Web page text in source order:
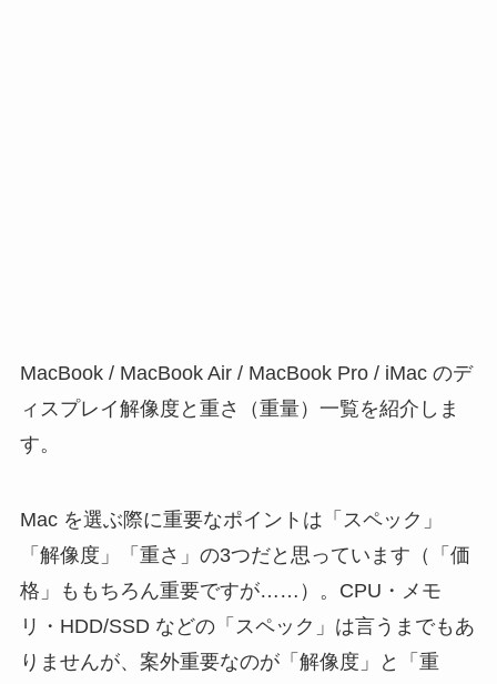
MacBook / MacBook Air / MacBook Pro / iMac のデ
ィスプレイ解像度と重さ（重量）一覧を紹介しま
す。
Mac を選ぶ際に重要なポイントは「スペック」
「解像度」「重さ」の3つだと思っています（「価
格」ももちろん重要ですが……）。CPU・メモ
リ・HDD/SSD などの「スペック」は言うまでもあ
りませんが、案外重要なのが「解像度」と「重